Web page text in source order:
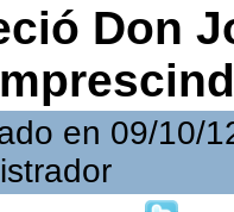
Don
en 09/10/